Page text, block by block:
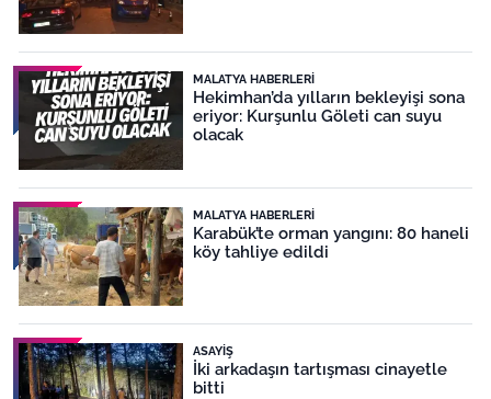
MALATYA HABERLERI
Hekimhan’da yılların bekleyişi sona
eriyor: Kurşunlu Göleti can suyu
olacak
MALATYA HABERLERI
Karabük’te orman yangını: 80 haneli
köy tahliye edildi
ASAYIŞ
İki arkadaşın tartışması cinayetle
bitti